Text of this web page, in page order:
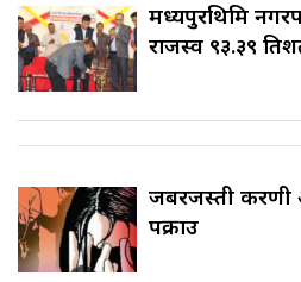
मध्यपुरथिमि
राजस्व ९३.३९
जबरजस्ती करणी
पक्राउ